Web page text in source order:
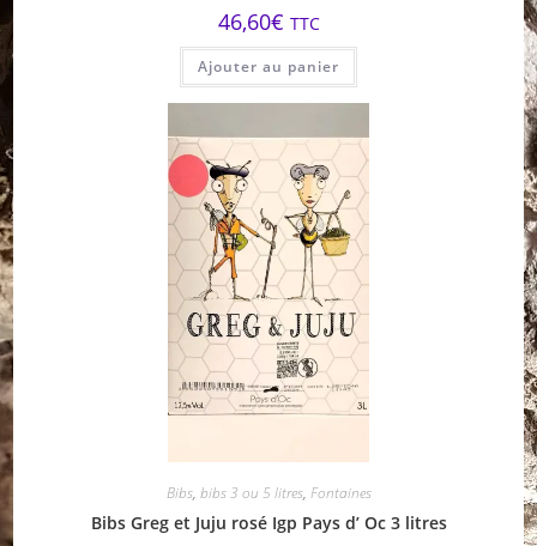
46,60€ TTC
Ajouter au panier
Bibs, bibs 3 ou 5 litres, Fontaines
Bibs Greg et Juju rosé Igp Pays d’ Oc 3 litres